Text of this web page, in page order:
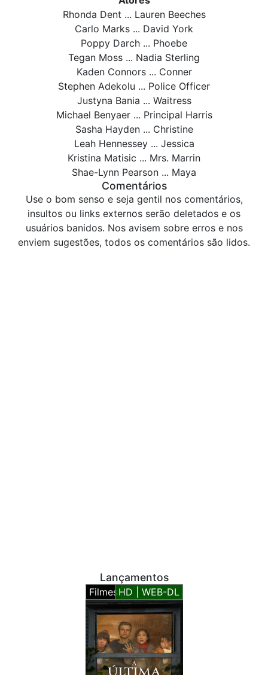
Rhonda Dent ... Lauren Beeches
Carlo Marks ... David York
Poppy Darch ... Phoebe
Tegan Moss ... Nadia Sterling
Kaden Connors ... Conner
Stephen Adekolu ... Police Officer
Justyna Bania ... Waitress
Michael Benyaer ... Principal Harris
Sasha Hayden ... Christine
Leah Hennessey ... Jessica
Kristina Matisic ... Mrs. Marrin
Shae-Lynn Pearson ... Maya
Comentários
Use o bom senso e seja gentil nos comentários,
insultos ou links externos serão deletados e os
usuários banidos. Nos avisem sobre erros e nos
enviem sugestões, todos os comentários são lidos.
Lançamentos
FilmesHD | WEB-DL